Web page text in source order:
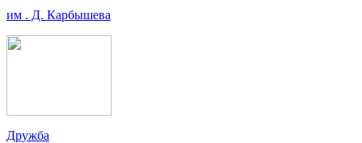
им . Д. Карбышева
Дружба